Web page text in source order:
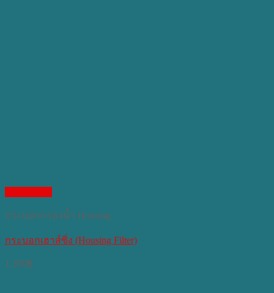
กระบอกกรองน้ำ Housing
กระบอกเฮาส์ซิ่ง (Housing Filter)
1,390฿